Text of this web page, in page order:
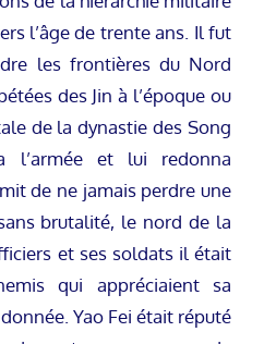
l’âge de trente ans. Il fut
les frontières du Nord
des Jin à l’époque ou
de la dynastie des Song
l’armée et lui redonna
de ne jamais perdre une
brutalité, le nord de la
et ses soldats il était
qui appréciaient sa
Yao Fei était réputé